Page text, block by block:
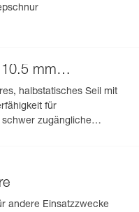
10.5 mm
halbstatisches Seil mit
für
zugängliche
andere Einsatzzwecke